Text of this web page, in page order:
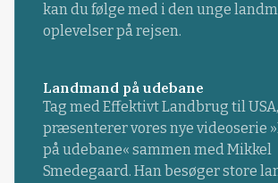
kan du følge med i den unge
oplevelser på rejsen.
Landmand på udebane
Tag med Effektivt Landbrug til
præsenterer vores nye videoserie
på udebane« sammen med Mikkel
Smedegaard. Han besøger store